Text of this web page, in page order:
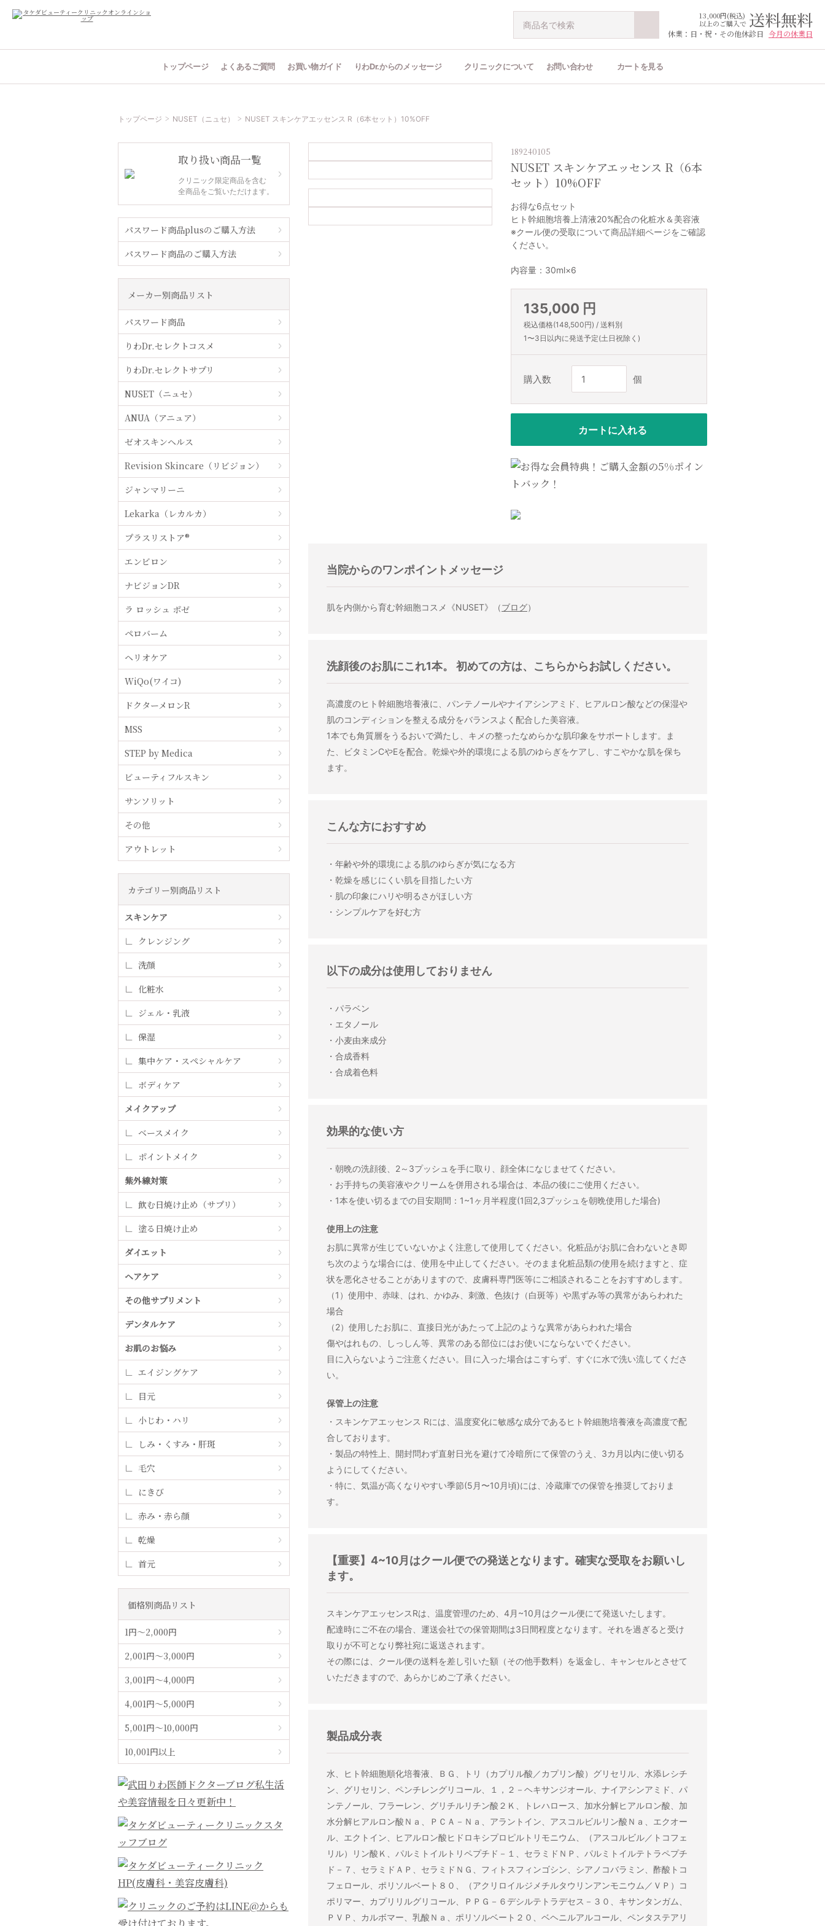
13,000円(税込)
以上のご購入で 送料無料
休業：日・祝・その他休診日 今月の休業日
トップページ よくあるご質問 お買い物ガイド りわDr.からのメッセージ クリニックについて お問い合わせ カートを見る
トップページ NUSET（ニュセ） NUSET スキンケアエッセンス R（6本セット）10%OFF
取り扱い商品一覧
クリニック限定商品を含む
全商品をご覧いただけます。
パスワード商品plusのご購入方法
パスワード商品のご購入方法
メーカー別商品リスト
パスワード商品
りわDr.セレクトコスメ
りわDr.セレクトサプリ
NUSET（ニュセ）
ANUA（アニュア）
ゼオスキンヘルス
Revision Skincare（リビジョン）
ジャンマリーニ
Lekarka（レカルカ）
プラスリストア®︎
エンビロン
ナビジョンDR
ラ ロッシュ ポゼ
ペロバーム
ヘリオケア
WiQo(ワイコ)
ドクターメロンR
MSS
STEP by Medica
ビューティフルスキン
サンソリット
その他
アウトレット
カテゴリー別商品リスト
スキンケア
クレンジング
洗顔
化粧水
ジェル・乳液
保湿
集中ケア・スペシャルケア
ボディケア
メイクアップ
ベースメイク
ポイントメイク
紫外線対策
飲む日焼け止め（サプリ）
塗る日焼け止め
ダイエット
ヘアケア
その他サプリメント
デンタルケア
お肌のお悩み
エイジングケア
目元
小じわ・ハリ
しみ・くすみ・肝斑
毛穴
にきび
赤み・赤ら顔
乾燥
首元
価格別商品リスト
1円〜2,000円
2,001円〜3,000円
3,001円〜4,000円
4,001円〜5,000円
5,001円〜10,000円
10,001円以上
189240105
NUSET スキンケアエッセンス R（6本
セット）10%OFF
お得な6点セット
ヒト幹細胞培養上清液20%配合の化粧水＆美容液
※クール便の受取について商品詳細ページをご確認
ください。
内容量：30ml×6
135,000 円
税込価格(148,500円) / 送料別
1〜3日以内に発送予定(土日祝除く)
購入数
当院からのワンポイントメッセージ
肌を内側から育む幹細胞コスメ《NUSET》（ブログ）
洗顔後のお肌にこれ1本。 初めての方は、こちらからお試しください。
高濃度のヒト幹細胞培養液に、パンテノールやナイアシンアミド、ヒアルロン酸などの保湿や
肌のコンディションを整える成分をバランスよく配合した美容液。
1本でも角質層をうるおいで満たし、キメの整ったなめらかな肌印象をサポートします。ま
た、ビタミンCやEを配合。乾燥や外的環境による肌のゆらぎをケアし、すこやかな肌を保ち
ます。
こんな方におすすめ
・年齢や外的環境による肌のゆらぎが気になる方
・乾燥を感じにくい肌を目指したい方
・肌の印象にハリや明るさがほしい方
・シンプルケアを好む方
以下の成分は使用しておりません
・パラベン
・エタノール
・小麦由来成分
・合成香料
・合成着色料
効果的な使い方
・朝晩の洗顔後、2～3プッシュを手に取り、顔全体になじませてください。
・お手持ちの美容液やクリームを併用される場合は、本品の後にご使用ください。
・1本を使い切るまでの目安期間：1~1ヶ月半程度(1回2,3プッシュを朝晩使用した場合)
使用上の注意
お肌に異常が生じていないかよく注意して使用してください。化粧品がお肌に合わないとき即
ち次のような場合には、使用を中止してください。そのまま化粧品類の使用を続けますと、症
状を悪化させることがありますので、皮膚科専門医等にご相談されることをおすすめします。
（1）使用中、赤味、はれ、かゆみ、刺激、色抜け（白斑等）や黒ずみ等の異常があらわれた
場合
（2）使用したお肌に、直接日光があたって上記のような異常があらわれた場合
傷やはれもの、しっしん等、異常のある部位にはお使いにならないでください。
目に入らないようご注意ください。目に入った場合はこすらず、すぐに水で洗い流してくださ
い。
保管上の注意
・スキンケアエッセンス Rには、温度変化に敏感な成分であるヒト幹細胞培養液を高濃度で配
合しております。
・製品の特性上、開封問わず直射日光を避けて冷暗所にて保管のうえ、3カ月以内に使い切る
ようにしてください。
・特に、気温が高くなりやすい季節(5月〜10月頃)には、冷蔵庫での保管を推奨しておりま
す。
【重要】4~10月はクール便での発送となります。確実な受取をお願いし
ます。
スキンケアエッセンスRは、温度管理のため、4月~10月はクール便にて発送いたします。
配達時にご不在の場合、運送会社での保管期間は3日間程度となります。それを過ぎると受け
取りが不可となり弊社宛に返送されます。
その際には、クール便の送料を差し引いた額（その他手数料）を返金し、キャンセルとさせて
いただきますので、あらかじめご了承ください。
製品成分表
水、ヒト幹細胞順化培養液、ＢＧ、トリ（カプリル酸／カプリン酸）グリセリル、水添レシチ
ン、グリセリン、ペンチレングリコール、１，２－ヘキサンジオール、ナイアシンアミド、パ
ンテノール、フラーレン、グリチルリチン酸２Ｋ、トレハロース、加水分解ヒアルロン酸、加
水分解ヒアルロン酸Ｎａ、ＰＣＡ－Ｎａ、アラントイン、アスコルビルリン酸Ｎａ、エクオー
ル、エクトイン、ヒアルロン酸ヒドロキシプロピルトリモニウム、（アスコルビル／トコフェ
リル）リン酸Ｋ、パルミトイルトリペプチド－１、セラミドＮＰ、パルミトイルテトラペプチ
ド－７、セラミドＡＰ、セラミドＮＧ、フィトスフィンゴシン、シアノコバラミン、酢酸トコ
フェロール、ポリソルベート８０、（アクリロイルジメチルタウリンアンモニウム／ＶＰ）コ
ポリマー、カプリリルグリコール、ＰＰＧ－６デシルテトラデセス－３０、キサンタンガム、
ＰＶＰ、カルボマー、乳酸Ｎａ、ポリソルベート２０、ベヘニルアルコール、ペンタステアリ